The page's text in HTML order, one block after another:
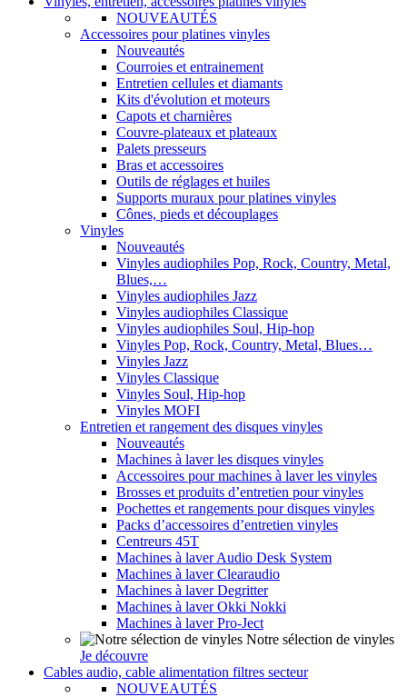
NOUVEAUTÉS
Accessoires pour platines vinyles
Nouveautés
Courroies et entrainement
Entretien cellules et diamants
Kits d'évolution et moteurs
Capots et charnières
Couvre-plateaux et plateaux
Palets presseurs
Bras et accessoires
Outils de réglages et huiles
Supports muraux pour platines vinyles
Cônes, pieds et découplages
Vinyles
Nouveautés
Vinyles audiophiles Pop, Rock, Country, Metal,
Blues,…
Vinyles audiophiles Jazz
Vinyles audiophiles Classique
Vinyles audiophiles Soul, Hip-hop
Vinyles Pop, Rock, Country, Metal, Blues…
Vinyles Jazz
Vinyles Classique
Vinyles Soul, Hip-hop
Vinyles MOFI
Entretien et rangement des disques vinyles
Nouveautés
Machines à laver les disques vinyles
Accessoires pour machines à laver les vinyles
Brosses et produits d’entretien pour vinyles
Pochettes et rangements pour disques vinyles
Packs d’accessoires d’entretien vinyles
Centreurs 45T
Machines à laver Audio Desk System
Machines à laver Clearaudio
Machines à laver Degritter
Machines à laver Okki Nokki
Machines à laver Pro-Ject
Notre sélection de vinyles
Je découvre
Cables audio, cable alimentation filtres secteur
NOUVEAUTÉS